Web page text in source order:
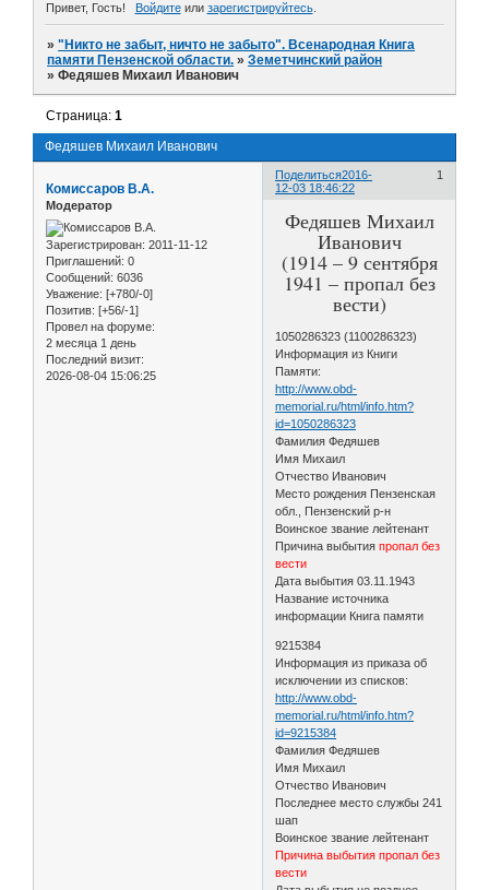
Привет, Гость! Войдитеили зарегистрируйтесь.
»"Никто не забыт, ничто не забыто". Всенародная Книга
памяти Пензенской области. »Земетчинский район
»Федяшев Михаил Иванович
Федяшев Михаил Иванович
Страница:1
Поделиться 1
2016-
12-03 18:46:22
Комиссаров В.А.
Модератор
Зарегистрирован: 2011-11-12
Приглашений: 0
Сообщений: 6036
Уважение: [+780/-0]
Позитив: [+56/-1]
Провел на форуме:
2 месяца 1 день
Последний визит:
2026-08-04 15:06:25
Федяшев Михаил
Иванович
(1914 – 9 сентября
1941 – пропал без
вести)
1050286323 (1100286323)
Информация из Книги
Памяти:
http://www.obd-
memorial.ru/html/info.htm?
id=1050286323
Фамилия Федяшев
Имя Михаил
Отчество Иванович
Место рождения Пензенская
обл., Пензенский р-н
Воинское звание лейтенант
Причина выбытияпропал без
вести
Дата выбытия 03.11.1943
Название источника
информации Книга памяти
9215384
Информация из приказа об
исключении из списков:
http://www.obd-
memorial.ru/html/info.htm?
id=9215384
Фамилия Федяшев
Имя Михаил
Отчество Иванович
Последнее место службы 241
шап
Воинское звание лейтенант
Причина выбытия пропал без
вести